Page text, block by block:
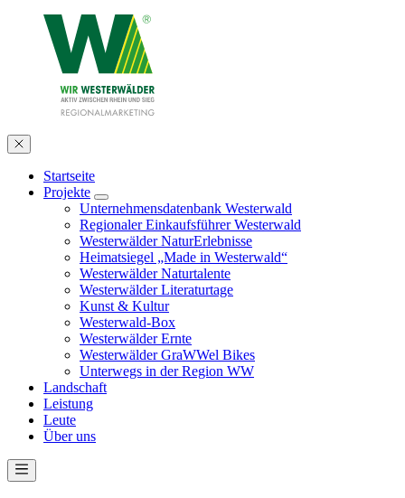
Startseite
Projekte
Unternehmensdatenbank Westerwald
Regionaler Einkaufsführer Westerwald
Westerwälder NaturErlebnisse
Heimatsiegel „Made in Westerwald“
Westerwälder Naturtalente
Westerwälder Literaturtage
Kunst & Kultur
Westerwald-Box
Westerwälder Ernte
Westerwälder GraWWel Bikes
Unterwegs in der Region WW
Landschaft
Leistung
Leute
Über uns